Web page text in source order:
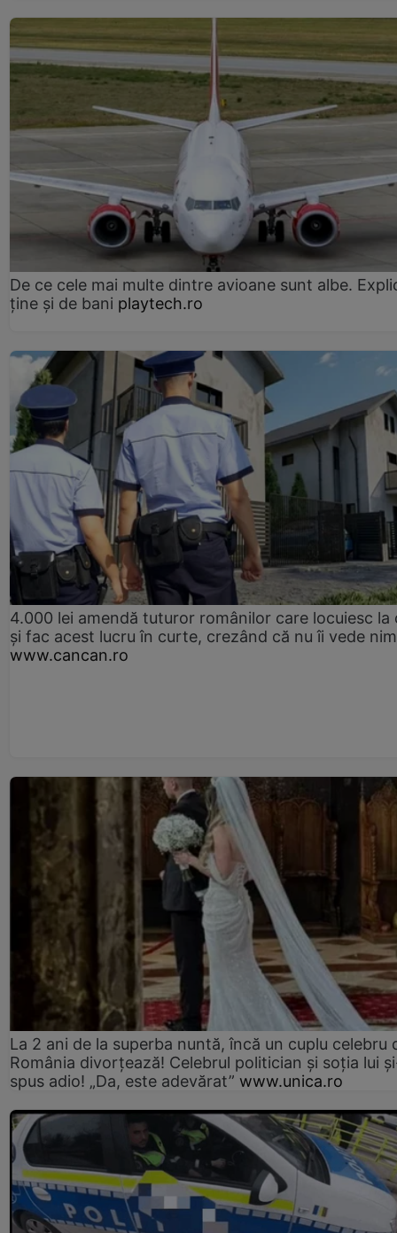
De ce cele mai multe dintre avioane sunt albe.
ține și de bani playtech.ro
4.000 lei amendă tuturor românilor care locuiesc la
și fac acest lucru în curte, crezând că nu îi vede
www.cancan.ro
La 2 ani de la superba nuntă, încă un cuplu celebru
România divorțează! Celebrul politician și soția lui
spus adio! „Da, este adevărat” www.unica.ro